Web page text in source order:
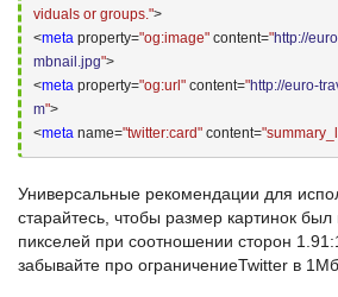
viduals or groups.">
<meta property="og:image" content="http://
mbnail.jpg">
<meta property="og:url" content="http://euro-
m">
<meta name="twitter:card" content=
Универсальные рекомендации для
старайтесь, чтобы размер картинок
пикселей при соотношении сторон
забывайте про ограничениеTwitter в 1Мб.